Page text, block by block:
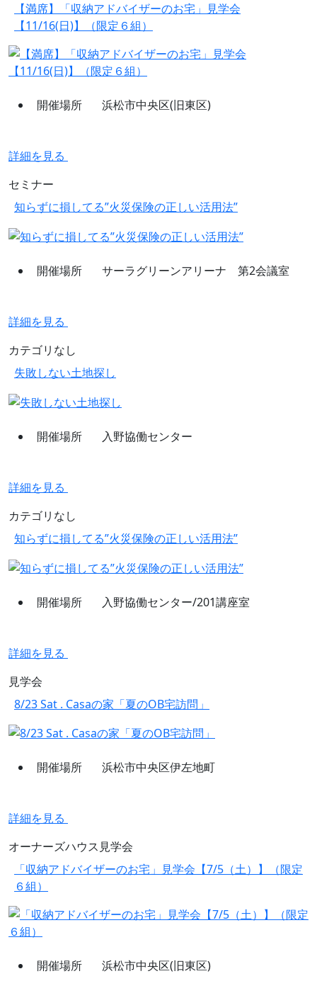
【満席】「収納アドバイザーのお宅」見学会
【11/16(日)】（限定６組）
開催場所 浜松市中央区(旧東区)
詳細を見る
セミナー
知らずに損してる”火災保険の正しい活用法”
開催場所 サーラグリーンアリーナ 第2会議室
詳細を見る
カテゴリなし
失敗しない土地探し
開催場所 入野協働センター
詳細を見る
カテゴリなし
知らずに損してる”火災保険の正しい活用法”
開催場所 入野協働センター/201講座室
詳細を見る
見学会
8/23 Sat . Casaの家「夏のOB宅訪問」
開催場所 浜松市中央区伊左地町
詳細を見る
オーナーズハウス見学会
「収納アドバイザーのお宅」見学会【7/5（土）】（限定
６組）
開催場所 浜松市中央区(旧東区)